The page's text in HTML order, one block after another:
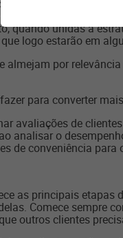
dedica todos os
clientes
quando unidas a
logo estarão em
almejam por
para converter
avaliações de
analisar o
de conveniência
as principais etapas
Comece sempre
outros clientes